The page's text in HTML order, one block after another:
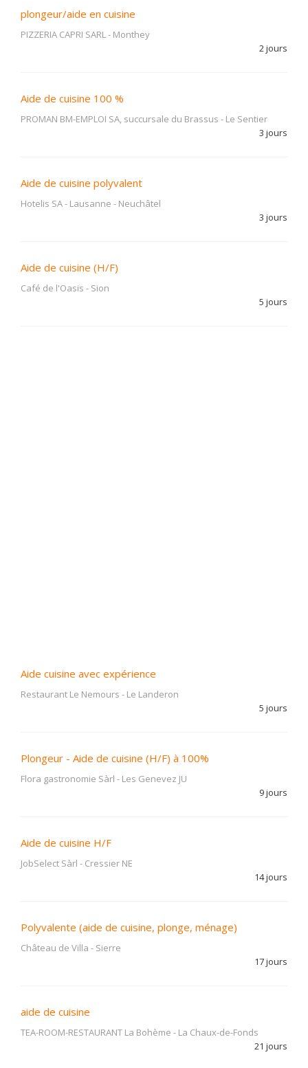
plongeur/aide en cuisine
PIZZERIA CAPRI SARL- Monthey
2 jours
Aide de cuisine 100 %
PROMAN BM-EMPLOI SA, succursale du Brassus - Le Sentier
3 jours
Aide de cuisine polyvalent
Hotelis SA - Lausanne - Neuchâtel
3 jours
Aide de cuisine (H/F)
Café de l'Oasis - Sion
5 jours
Aide cuisine avec expérience
Restaurant Le Nemours - Le Landeron
5 jours
Plongeur - Aide de cuisine (H/F) à 100%
Flora gastronomie Sàrl - Les Genevez JU
9 jours
Aide de cuisine H/F
JobSelect Sàrl - Cressier NE
14 jours
Polyvalente (aide de cuisine, plonge, ménage)
Château de Villa - Sierre
17 jours
aide de cuisine
TEA-ROOM-RESTAURANT La Bohème - La Chaux-de-Fonds
21 jours